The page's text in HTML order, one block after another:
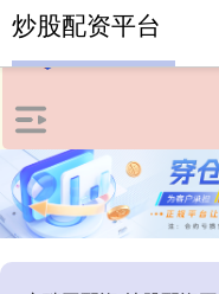
炒股配资平台